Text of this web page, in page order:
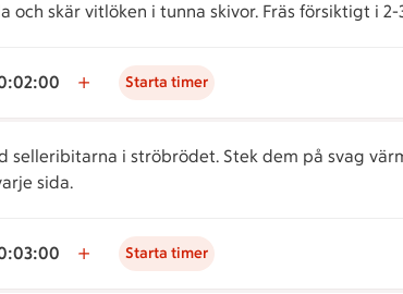
och skär vitlöken i tunna skivor. Fräs försiktigt i
Starta timer
selleribitarna i ströbrödet. Stek dem på svag
sida.
Starta timer